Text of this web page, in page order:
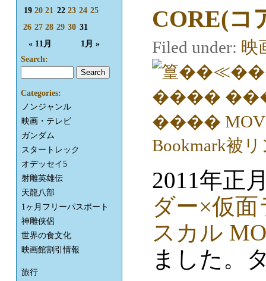
CORE(コ
Filed under: 映
2011年正
ダー×仮
スカル
ました。
« 11月 1月 »
19 20 21 22 23 24 25
26 27 28 29 30 31
Search:
Categories:
ノンジャンル
映画・テレビ
ガンダム
スタートレック
オデッセイ5
射雕英雄伝
天龍八部
1ヶ月フリーパスポート
神雕侠侶
世界の食文化
映画館割引情報
旅行